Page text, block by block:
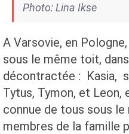
Photo: Lina Ikse
A Varsovie, en
sous le même toit,
décontractée : Kasia,
Tytus, Tymon, et Leon,
connue de tous sous le
membres de la famille